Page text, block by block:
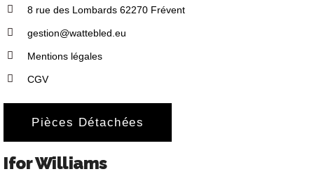
8 rue des Lombards 62270 Frévent
gestion@wattebled.eu
Mentions légales
CGV
Pièces Détachées
Ifor Williams